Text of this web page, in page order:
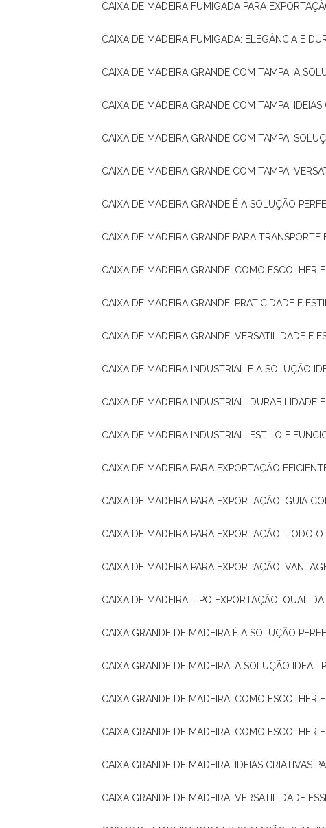
CAIXA DE MADEIRA FUMIGADA PARA
CAIXA DE MADEIRA FUMIGADA: ELEGÂNCIA E
CAIXA DE MADEIRA GRANDE COM TAMPA: A
CAIXA DE MADEIRA GRANDE COM TAMPA: IDEIAS
CAIXA DE MADEIRA GRANDE COM TAMPA:
CAIXA DE MADEIRA GRANDE COM TAMPA:
CAIXA DE MADEIRA GRANDE É A SOLUÇÃO
CAIXA DE MADEIRA GRANDE PARA TRANSPORTE
CAIXA DE MADEIRA GRANDE: COMO ESCOLHER
CAIXA DE MADEIRA GRANDE: PRATICIDADE E
CAIXA DE MADEIRA GRANDE: VERSATILIDADE E
CAIXA DE MADEIRA INDUSTRIAL É A SOLUÇÃO
CAIXA DE MADEIRA INDUSTRIAL: DURABILIDADE
CAIXA DE MADEIRA INDUSTRIAL: ESTILO E
CAIXA DE MADEIRA PARA EXPORTAÇÃO
CAIXA DE MADEIRA PARA EXPORTAÇÃO: GUIA
CAIXA DE MADEIRA PARA EXPORTAÇÃO: TODO
CAIXA DE MADEIRA PARA EXPORTAÇÃO:
CAIXA DE MADEIRA TIPO EXPORTAÇÃO:
CAIXA GRANDE DE MADEIRA É A SOLUÇÃO
CAIXA GRANDE DE MADEIRA: A SOLUÇÃO
CAIXA GRANDE DE MADEIRA: COMO
CAIXA GRANDE DE MADEIRA: COMO
CAIXA GRANDE DE MADEIRA: IDEIAS CRIATIVAS
CAIXA GRANDE DE MADEIRA: VERSATILIDADE